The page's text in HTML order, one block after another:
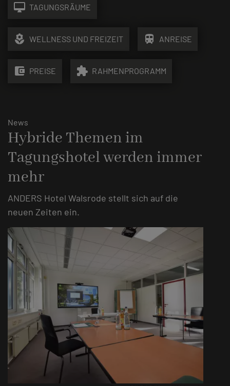
desktop_mac TAGUNGSRÄUME
local_florist WELLNESS UND FREIZEIT train ANREISE
account_balance_wallet PREISE extension RAHMENPROGRAMM
News
Hybride Themen im
Tagungshotel werden immer
mehr
ANDERS Hotel Walsrode stellt sich auf die
neuen Zeiten ein.